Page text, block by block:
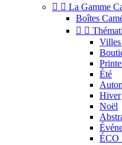
  La Gamme
Boîtes
 
Villes
Été
Hiver
Noël
ÉCO